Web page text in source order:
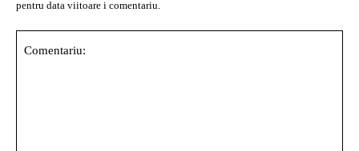
pentru data viitoare i comentariu.